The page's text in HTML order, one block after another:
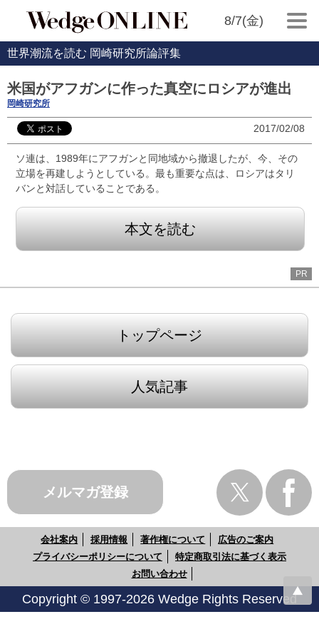
8/7(金)
世界潮流を読む 岡崎研究所論評集
米国がアフガンに作った真空にロシアが進出
岡崎研究所
2017/02/08
ソ連は、1989年にアフガンと同地域から撤退したが、今、その
立場を再建しようとしている。最も重要な点は、ロシアはタリ
バンと対話していることである。
本文を読む
PR
トップページ
人気記事
メルマガ登録
会社案内 採用情報 著作権について
広告のご案内
プライバシーポリシーについて
特定商取引法に基づく表示
お問い合わせ
Copyright © 1997-2026 Wedge Rights Reserved